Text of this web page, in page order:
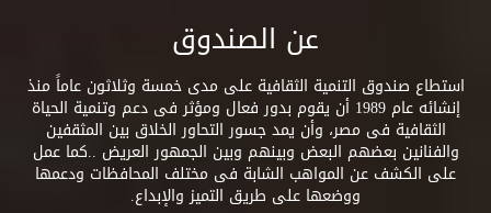
عن الصندوق
استطاع صندوق التنمية الثقافية على مدى خمسة وثلاثون عاماً منذ
إنشائه عام 1989 أن يقوم بدور فعال ومؤثر فى دعم وتنمية الحياة
الثقافية فى مصر، وأن يمد جسور التحاور الخلاق بين المثقفين
والفنانين بعضهم البعض وبينهم وبين الجمهور العريض ..كما عمل
على الكشف عن المواهب الشابة فى مختلف المحافظات ودعمها
ووضعها على طريق التميز والإبداع.